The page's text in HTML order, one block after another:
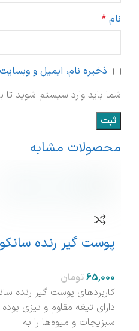
نام *
ذخیره نام، ایمیل و
شما باید وارد سیستم شوید
محصولات مشابه
پوست گیر رنده سانکو
تومان
کاربردهای پوست گیر رنده
دارای تیغه مقاوم و تیزی
سبزیجات و میوه‌ها را به